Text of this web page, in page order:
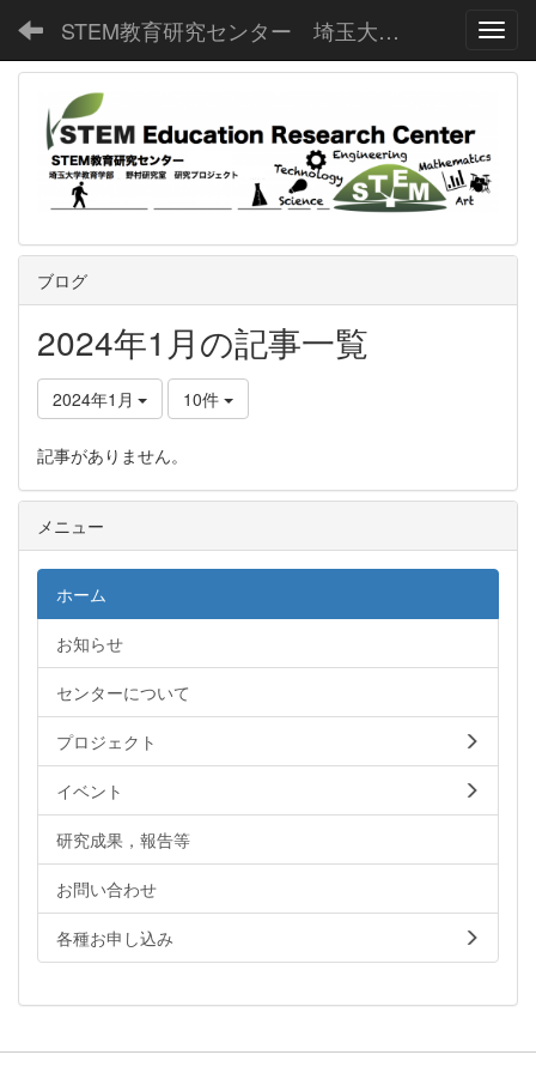
STEM教育研究センター 埼玉大学教育学部野村研究室
ブログ
2024年1月の記事一覧
2024年1月 10件
記事がありません。
メニュー
ホーム
お知らせ
センターについて
プロジェクト
イベント
研究成果，報告等
お問い合わせ
各種お申し込み